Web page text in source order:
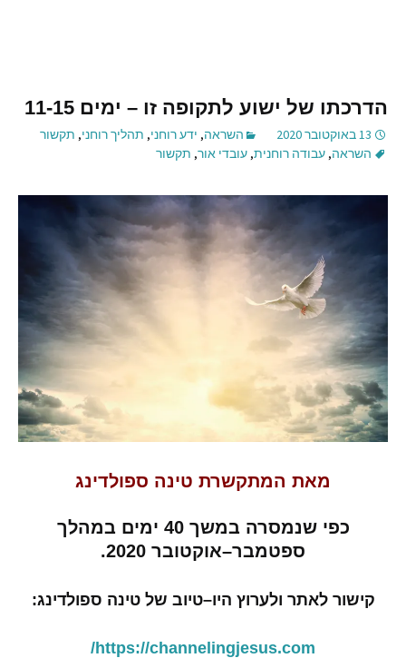
הדרכתו של ישוע לתקופה זו – ימים 11-15
13 באוקטובר 2020 השראה, ידע רוחני, תהליך רוחני, תקשור
השראה, עבודה רוחנית, עובדי אור, תקשור
מאת המתקשרת טינה ספולדינג
כפי שנמסרה במשך 40 ימים במהלך
ספטמבר–אוקטובר
קישור לאתר ולערוץ היו–טיוב של טינה ספולדינג:
https://channelingjesus.com/